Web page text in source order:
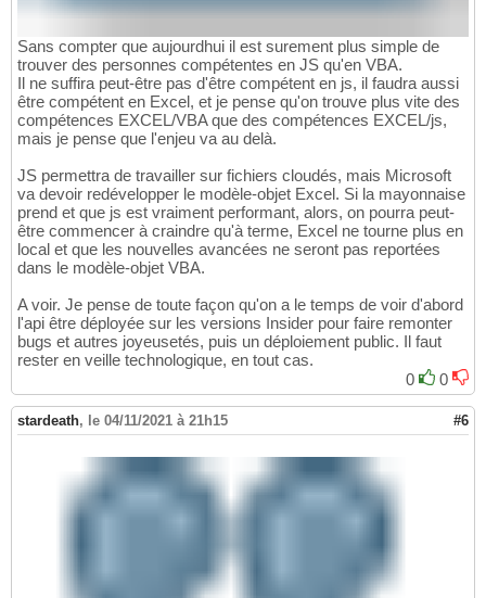
Sans compter que aujourdhui il est surement plus simple de
trouver des personnes compétentes en JS qu'en VBA.
Il ne suffira peut-être pas d'être compétent en js, il faudra aussi
être compétent en Excel, et je pense qu'on trouve plus vite des
compétences EXCEL/VBA que des compétences EXCEL/js,
mais je pense que l'enjeu va au delà.
JS permettra de travailler sur fichiers cloudés, mais Microsoft
va devoir redévelopper le modèle-objet Excel. Si la mayonnaise
prend et que js est vraiment performant, alors, on pourra peut-
être commencer à craindre qu'à terme, Excel ne tourne plus en
local et que les nouvelles avancées ne seront pas reportées
dans le modèle-objet VBA.
A voir. Je pense de toute façon qu'on a le temps de voir d'abord
l'api être déployée sur les versions Insider pour faire remonter
bugs et autres joyeusetés, puis un déploiement public. Il faut
rester en veille technologique, en tout cas.
0
0
stardeath, le 04/11/2021 à 21h15 #6